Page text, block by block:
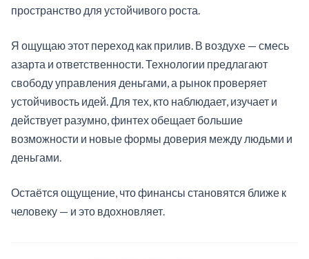
пространство для устойчивого роста.
Я ощущаю этот переход как прилив. В воздухе — смесь
азарта и ответственности. Технологии предлагают
свободу управления деньгами, а рынок проверяет
устойчивость идей. Для тех, кто наблюдает, изучает и
действует разумно, финтех обещает большие
возможности и новые формы доверия между людьми и
деньгами.
Остаётся ощущение, что финансы становятся ближе к
человеку — и это вдохновляет.